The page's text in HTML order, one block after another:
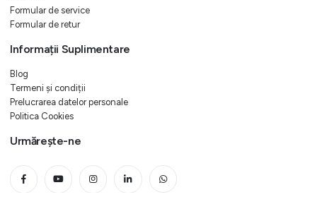
Formular de service
Formular de retur
Informații Suplimentare
Blog
Termeni și condiții
Prelucrarea datelor personale
Politica Cookies
Urmărește-ne